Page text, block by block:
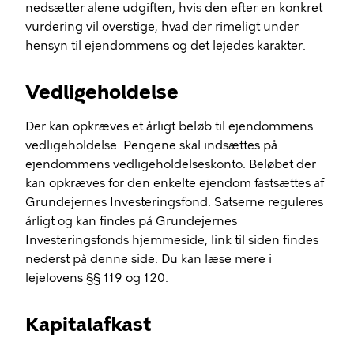
nedsætter alene udgiften, hvis den efter en konkret
vurdering vil overstige, hvad der rimeligt under
hensyn til ejendommens og det lejedes karakter.
Vedligeholdelse
Der kan opkræves et årligt beløb til ejendommens
vedligeholdelse. Pengene skal indsættes på
ejendommens vedligeholdelseskonto. Beløbet der
kan opkræves for den enkelte ejendom fastsættes af
Grundejernes Investeringsfond. Satserne reguleres
årligt og kan findes på Grundejernes
Investeringsfonds hjemmeside, link til siden findes
nederst på denne side. Du kan læse mere i
lejelovens §§ 119 og 120.
Kapitalafkast